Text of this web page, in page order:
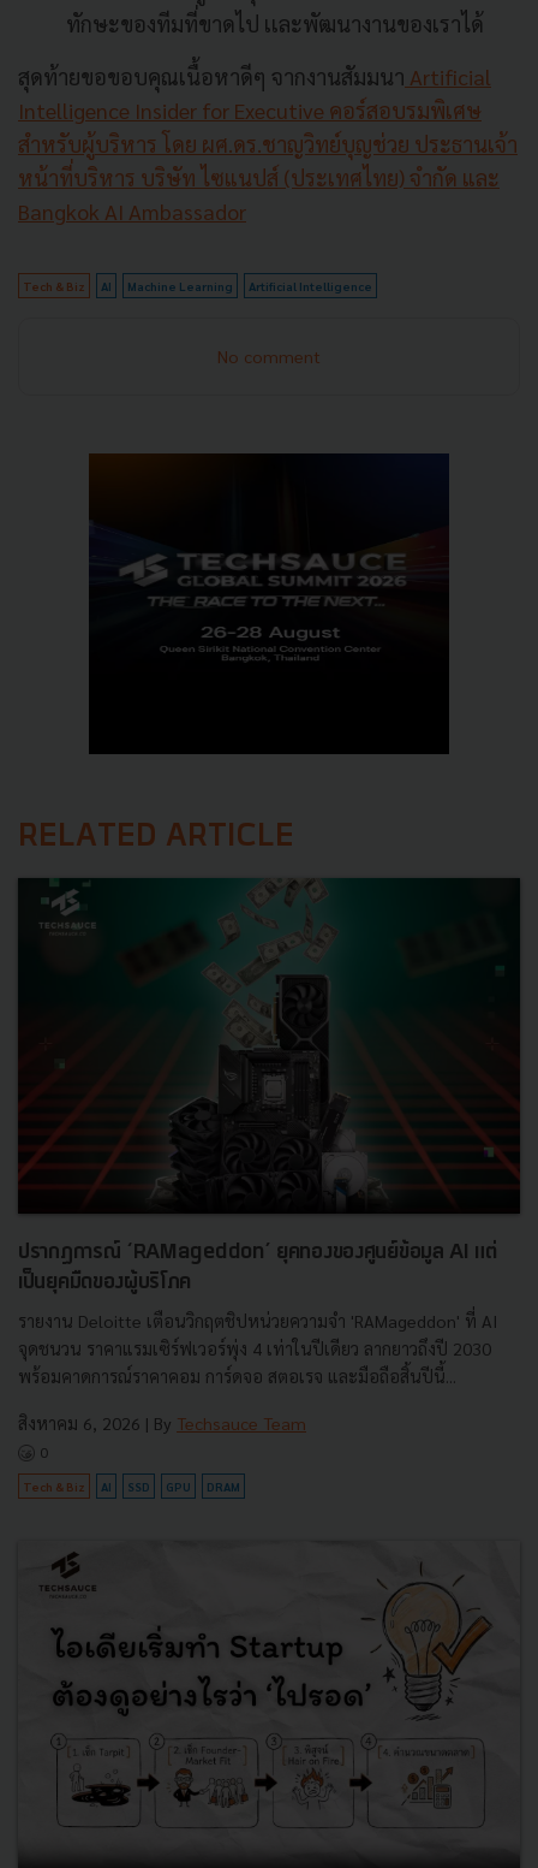
ทักษะของทีมที่ขาดไป เเละพัฒนางานของเราได้
สุดท้ายขอขอบคุณเนื้อหาดีๆ จากงานสัมมนา Artificial
Intelligence Insider for Executive คอร์สอบรมพิเศษ
สำหรับผู้บริหาร โดย ผศ.ดร.ชาญวิทย์​บุญช่วย ประธานเจ้า
หน้าที่บริหาร บริษัท ไซแนปส์ (ประเทศไทย) จำกัด และ
Bangkok AI Ambassador
Tech & Biz AI Machine Learning Artificial Intelligence
No comment
RELATED ARTICLE
ปรากฏการณ์ ‘RAMageddon’ ยุคทองของศูนย์ข้อมูล AI แต่
เป็นยุคมืดของผู้บริโภค
รายงาน Deloitte เตือนวิกฤตชิปหน่วยความจำ 'RAMageddon' ที่ AI
จุดชนวน ราคาแรมเซิร์ฟเวอร์พุ่ง 4 เท่าในปีเดียว ลากยาวถึงปี 2030
พร้อมคาดการณ์ราคาคอม การ์ดจอ สตอเรจ และมือถือสิ้นปีนี้...
สิงหาคม 6, 2026 | By Techsauce Team
0
Tech & Biz AI SSD GPU DRAM